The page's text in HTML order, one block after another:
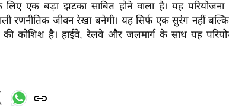
एक बड़ा झटका साबित होने वाला है। यह परियोजना
रणनीतिक जीवन रेखा बनेगी। यह सिर्फ एक सुरंग नहीं
कोशिश है। हाईवे, रेलवे और जलमार्ग के साथ यह